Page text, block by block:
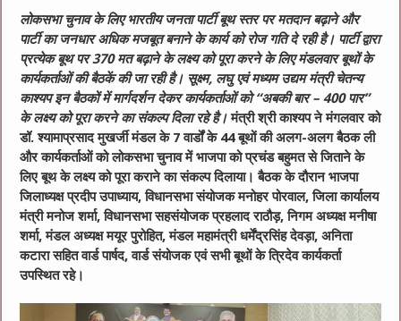
लोकसभा चुनाव के लिए भारतीय जनता पार्टी बूथ स्तर पर मतदान बढ़ाने और
पार्टी का जनधार अधिक मजबूत बनाने के कार्य को रोज गति दे रही है। पार्टी द्वारा
प्रत्येक बूथ पर 370 मत बढ़ाने के लक्ष्य को पूरा करने के लिए मंडलवार बूथों के
कार्यकर्ताओं की बैठकें की जा रही है। सूक्ष्म, लघु एवं मध्यम उद्यम मंत्री चेतन्य
काश्यप इन बैठकों में मार्गदर्शन देकर कार्यकर्ताओं को “अबकी बार – 400 पार”
के लक्ष्य को पूरा करने का संकल्प दिला रहे है।मंत्री श्री काश्यप ने मंगलवार को
डॉ. श्यामाप्रसाद मुखर्जी मंडल के 7 वार्डों के 44 बूथों की अलग-अलग बैठक ली
और कार्यकर्ताओं को लोकसभा चुनाव में भाजपा को प्रचंड बहुमत से जिताने के
लिए बूथ के लक्ष्य को पूरा कराने का संकल्प दिलाया। बैठक के दौरान भाजपा
जिलाध्यक्ष प्रदीप उपाध्याय, विधानसभा संयोजक मनोहर पोरवाल, जिला कार्यालय
मंत्री मनोज शर्मा, विधानसभा सहसंयोजक प्रहलाद राठौड़, निगम अध्यक्ष मनीषा
शर्मा, मंडल अध्यक्ष मयूर पुरोहित, मंडल महामंत्री धर्मेंद्रसिंह देवड़ा, अनिता
कटारा सहित वार्ड पार्षद, वार्ड संयोजक एवं सभी बूथों के त्रिदेव कार्यकर्ता
उपस्थित रहे।